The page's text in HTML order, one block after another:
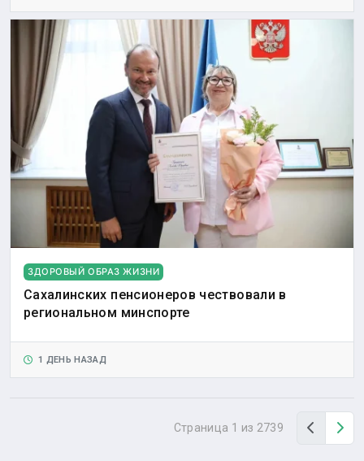
ЗДОРОВЫЙ ОБРАЗ ЖИЗНИ
Сахалинских пенсионеров чествовали в
региональном минспорте
1 ДЕНЬ НАЗАД
Страница 1 из 2739 Назад